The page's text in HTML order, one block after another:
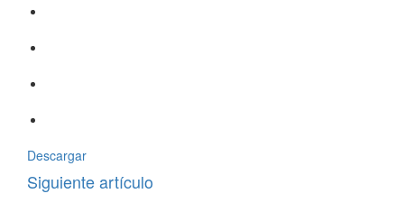
Descargar
Siguiente artículo